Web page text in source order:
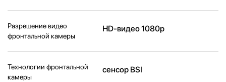
Разрешение видео
фронтальной камеры
HD-видео 1080p
Технологии фронтальной
камеры
сенсор BSI